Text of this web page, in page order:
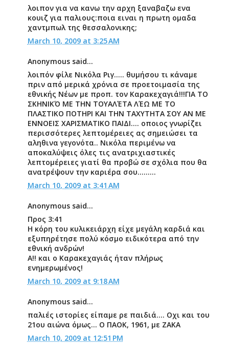
λοιπον για να κανω την αρχη ξαναβαζω ενα
κουιζ για παλιους:ποια ειναι η πρωτη ομαδα
χαντμπωλ της θεσσαλονικης;
March 10, 2009 at 3:25 AM
Anonymous said...
λοιπόν φίλε Νικόλα Ριγ..... θυμήσου τι κάναμε
πριν από μερικά χρόνια σε προετοιμασία της
εθνικής Νέων με προπ. τον Καρακεχαγιά!!!ΓΙΑ ΤΟ
ΣΚΗΝΙΚΌ ΜΕ ΤΗΝ ΤΟΥΑΛΈΤΑ ΛΈΩ ΜΕ ΤΟ
ΠΛΑΣΤΙΚΟ ΠΟΤΗΡΙ ΚΑΙ ΤΗΝ ΤΑΧΥΤΗΤΑ ΣΟΥ ΑΝ ΜΕ
ΕΝΝΟΕΙΣ ΧΑΡΙΣΜΑΤΙΚΟ ΠΑΙΔΙ.... οποιος γνωρίζει
περισσότερες λεπτομέρειες ας σημειώσει τα
αληθινα γεγονότα.. Νικόλα περιμένω να
αποκαλύψεις όλες τις ανατριχιαστικές
λεπτομέρειες γιατί θα προβώ σε σχόλια που θα
ανατρέψουν την καριέρα σου.........
March 10, 2009 at 3:41 AM
Anonymous said...
Προς 3:41
Η κόρη του κυλικειάρχη είχε μεγάλη καρδιά και
εξυπηρέτησε πολύ κόσμο ειδικότερα από την
εθνική ανδρών!
Α!! και ο Καρακεχαγιάς ήταν πλήρως
ενημερωμένος!
March 10, 2009 at 9:18 AM
Anonymous said...
παλιές ιστορίες είπαμε ρε παιδιά.... Οχι και του
21ου αιώνα όμως... Ο ΠΑΟΚ, 1961, με ΖΑΚΑ
March 10, 2009 at 12:51 PM